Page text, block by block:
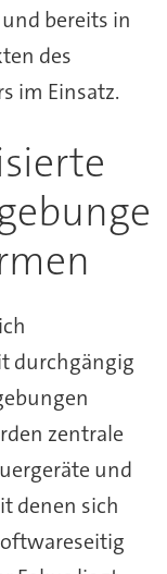
bereits in
des
im Einsatz.
durchgängig
zentrale
und
denen sich